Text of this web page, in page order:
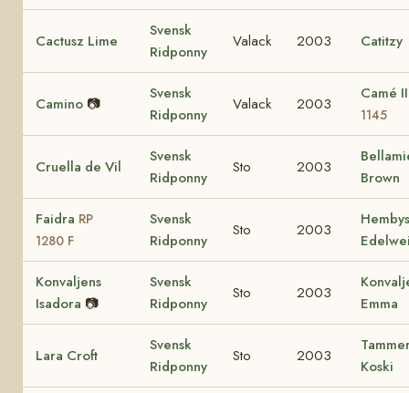
Cactusz Lime
Svensk
Ridponny
Valack 2003 Catitzy
Camino 📷
Svensk
Ridponny
Valack 2003
Camé
1145
Cruella de Vil
Svensk
Ridponny
Sto 2003
Brown
Faidra RP
1280 F
Svensk
Ridponny
Sto 2003
Hembys
Konvaljens
Isadora 📷
Svensk
Ridponny
Sto 2003
Emma
Lara Croft
Svensk
Ridponny
Sto 2003
Koski